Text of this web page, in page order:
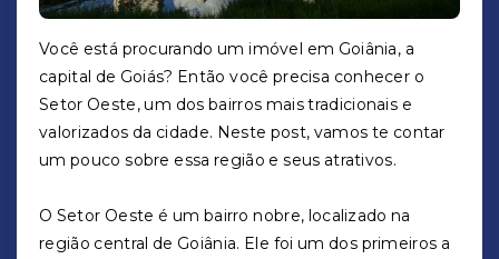
Você está procurando um imóvel em Goiânia, a
capital de Goiás? Então você precisa conhecer o
Setor Oeste, um dos bairros mais tradicionais e
valorizados da cidade. Neste post, vamos te contar
um pouco sobre essa região e seus atrativos.
O Setor Oeste é um bairro nobre, localizado na
região central de Goiânia. Ele foi um dos primeiros a